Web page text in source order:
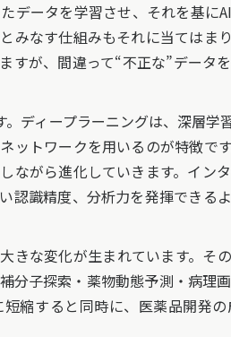
データを学習させ、それを基に
なす仕組みもそれに当てはま
すが、間違って“不正な”データ
ディープラーニングは、深層学
ットワークを用いるのが特徴で
ながら進化していきます。イン
認識精度、分析力を発揮できる
な変化が生まれています。そ
子探索・薬物動態予測・病理
縮すると同時に、医薬品開発